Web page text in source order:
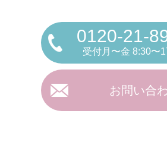
0120-21-
受付月〜金 8:30〜
お問い合